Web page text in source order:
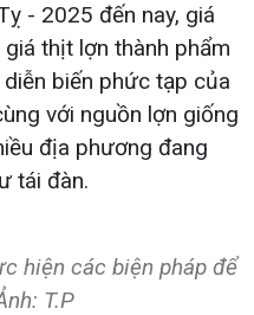
- 2025 đến nay, giá
thịt lợn thành phẩm
biến phức tạp của
với nguồn lợn giống
địa phương đang
tái đàn.
hiện các biện pháp để
T.P